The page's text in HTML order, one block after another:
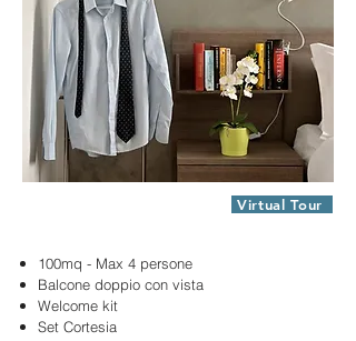
100mq - Max 4 persone
Balcone doppio con vista
Welcome kit
Set Cortesia
Virtual Tour